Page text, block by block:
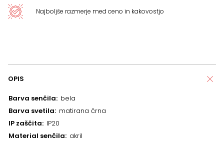
Najboljše razmerje med ceno in kakovostjo
OPIS
Barva senčila bela
Barva svetila matirana črna
IP zaščita IP20
Material senčila akril